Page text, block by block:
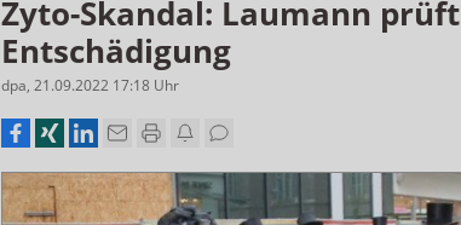
Zyto-Skandal: Laumann prüft
Entschädigung
dpa, 21.09.2022 17:18 Uhr